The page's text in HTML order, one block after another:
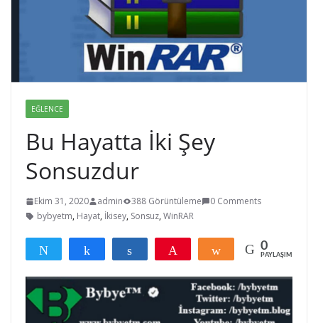
EĞLENCE
Bu Hayatta İki Şey
Sonsuzdur
Ekim 31, 2020 admin 388 Görüntüleme
0 Comments
bybyetm, Hayat, İkisey, Sonsuz,WinRAR
Tweetle Paylaş Paylaş Paylaş 0
PAYLAŞIMLAR